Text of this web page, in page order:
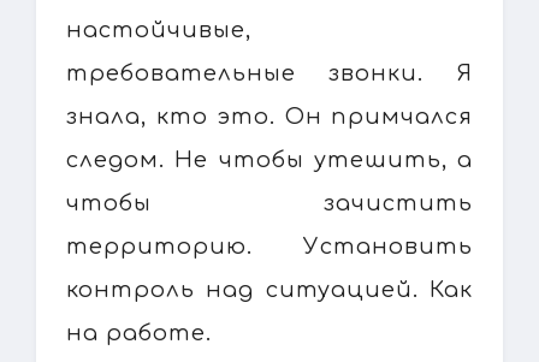
настойчивые,
требовательные звонки. Я
знала, кто это. Он примчался
следом. Не чтобы утешить, а
чтобы зачистить
территорию. Установить
контроль над ситуацией. Как
на работе.